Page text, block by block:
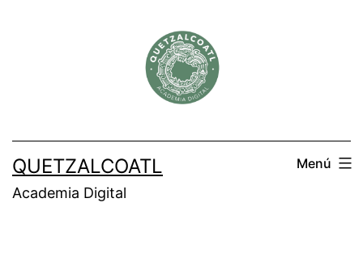
QUETZALCOATL
Academia Digital
Menú